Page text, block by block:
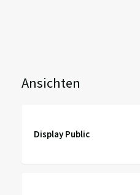
Ansichten
Display Public